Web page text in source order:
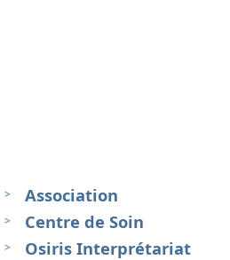
Association
Centre de Soin
Osiris Interprétariat